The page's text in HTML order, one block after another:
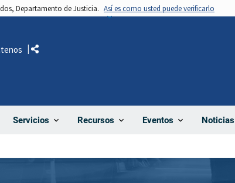
Departamento de Justicia. Así es como usted puede verificarlo
Servicios Recursos Eventos Noticias
Comparte